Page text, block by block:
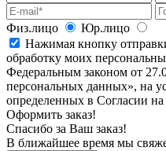
Физ.лицо
Юр.лицо
Нажимая кнопку
обработку моих
Федеральным законом от
персональных данных», на
определенных в Согласии
Оформить заказ!
Спасибо за Ваш заказ!
В ближайшее время мы